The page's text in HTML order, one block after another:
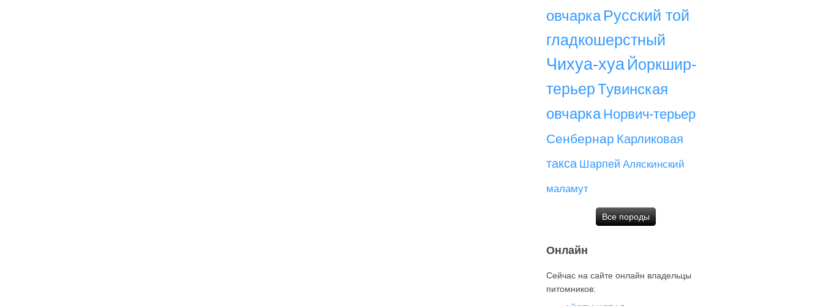
овчарка Русский той
гладкошерстный
Чихуа-хуа Йоркшир-
терьерТувинская
овчарка Норвич-терьер
Сенбернар Карликовая
такса Шарпей Аляскинский
маламут
Все породы
Онлайн
Сейчас на сайте онлайн владельцы
питомников: